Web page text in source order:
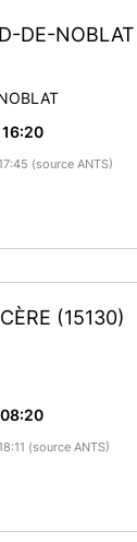
DE-NOBLAT
(source ANTS)
(15130)
(source ANTS)